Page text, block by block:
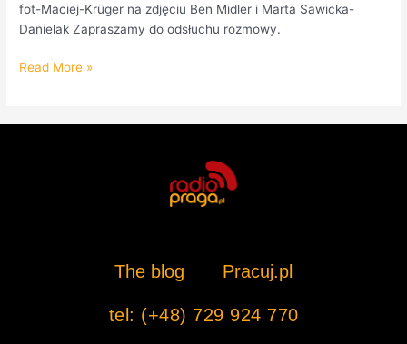
fot-Maciej-Krüger na zdjęciu Ben Midler i Marta Sawicka-
Danielak Zapraszamy do odsłuchu rozmowy.
Read More »
The blog Pracuj.pl
tel: (+48) 729 924 770